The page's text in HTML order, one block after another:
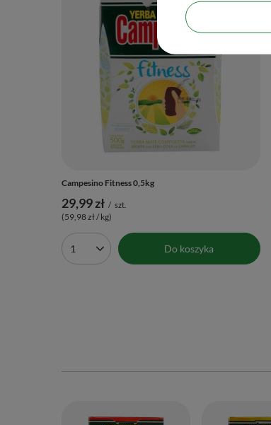
Campesino Fitness 0,5kg
29,99 zł / szt.
(59,98 zł / kg)
Ilość produktów Do koszyka